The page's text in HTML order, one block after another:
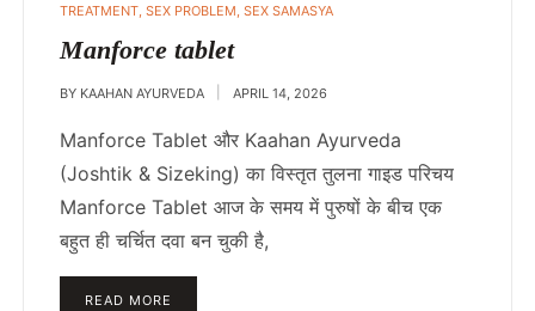
TREATMENT SEX PROBLEM SEX SAMASYA
Manforce tablet
BY KAAHAN AYURVEDA APRIL 14, 2026
Manforce Tablet और Kaahan Ayurveda
(Joshtik & Sizeking) का विस्तृत तुलना गाइड परिचय
Manforce Tablet आज के समय में पुरुषों के बीच एक
बहुत ही चर्चित दवा बन चुकी है,
READ MORE